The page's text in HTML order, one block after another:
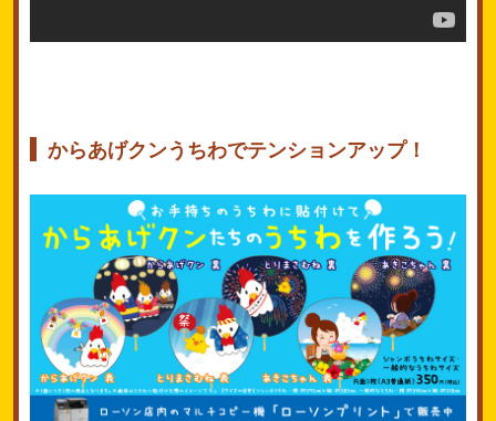
からあげクンうちわでテンションアップ！